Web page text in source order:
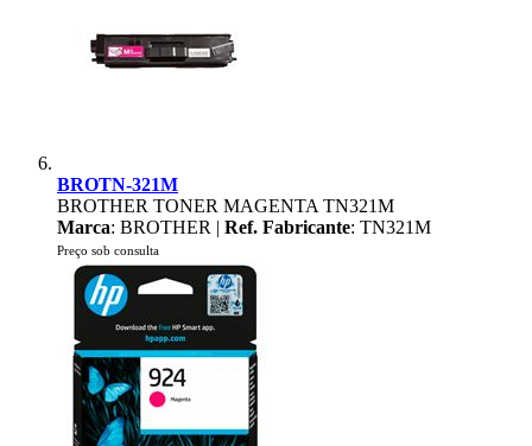
BROTN-321M
BROTHER TONER MAGENTA TN321M
Marca: BROTHER | Ref. Fabricante: TN321M
Preço sob consulta